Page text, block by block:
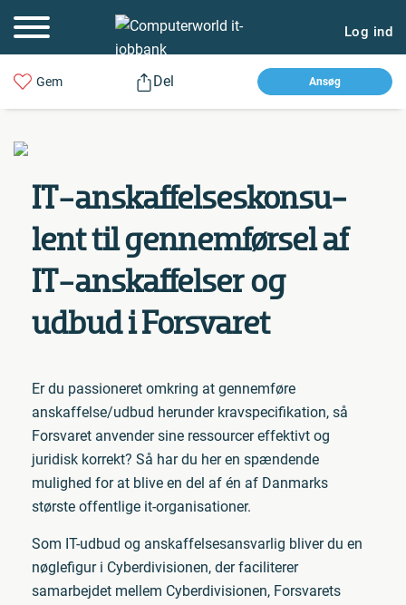
Log ind
Gem Del Ansøg
IT-an­skaf­fel­ses­kon­su­
lent til gen­nem­før­sel af
IT-an­skaf­fel­ser og
udbud i Forsvaret
Er du passioneret omkring at gennemføre
anskaffelse/udbud herunder kravspecifikation, så
Forsvaret anvender sine ressourcer effektivt og
juridisk korrekt? Så har du her en spændende
mulighed for at blive en del af én af Danmarks
største offentlige it-organisationer.
Som IT-udbud og anskaffelsesansvarlig bliver du en
nøglefigur i Cyberdivisionen, der faciliterer
samarbejdet mellem Cyberdivisionen, Forsvarets